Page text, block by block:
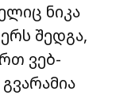
ნიკა
შედგა,
ვებ-